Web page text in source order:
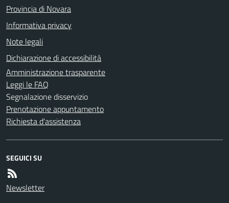
Provincia di Novara
Informativa privacy
Note legali
Dichiarazione di accessibilità
Amministrazione trasparente
Leggi le FAQ
Segnalazione disservizio
Prenotazione appuntamento
Richiesta d'assistenza
SEGUICI SU
Newsletter